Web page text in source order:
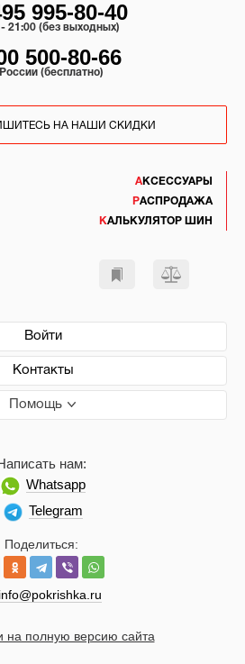
АКСЕССУАРЫ
РАСПРОДАЖА
КАЛЬКУЛЯТОР ШИН
Войти
Контакты
Помощь
Поделиться:
info@pokrishka.ru
нам:
Whatsapp
Telegram
995-80-40
21:00 (без выходных)
500-80-66
(бесплатно)
НА НАШИ СКИДКИ
на полную версию сайта